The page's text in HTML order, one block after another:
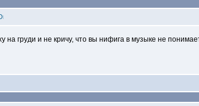
на груди и не кричу, что вы нифига в музыке не